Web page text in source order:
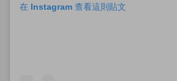
在 Instagram 查看這則貼文